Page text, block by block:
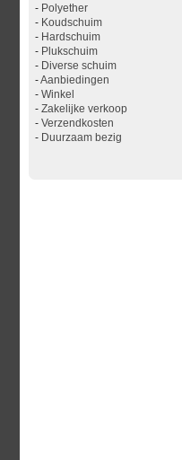
- Polyether
- Koudschuim
- Hardschuim
- Plukschuim
- Diverse schuim
-Aanbiedingen
- Winkel
- Zakelijke verkoop
- Verzendkosten
- Duurzaam bezig